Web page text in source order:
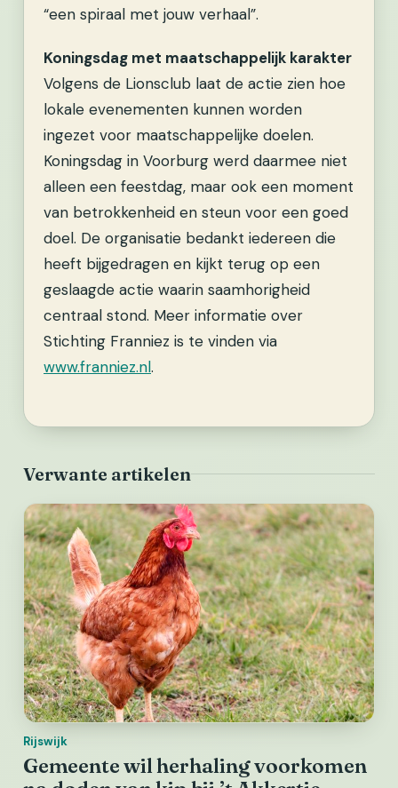
“een spiraal met jouw verhaal”.
Koningsdag met maatschappelijk karakter
Volgens de Lionsclub laat de actie zien hoe
lokale evenementen kunnen worden
ingezet voor maatschappelijke doelen.
Koningsdag in Voorburg werd daarmee niet
alleen een feestdag, maar ook een moment
van betrokkenheid en steun voor een goed
doel. De organisatie bedankt iedereen die
heeft bijgedragen en kijkt terug op een
geslaagde actie waarin saamhorigheid
centraal stond. Meer informatie over
Stichting Franniez is te vinden via
www.franniez.nl.
Verwante artikelen
Rijswijk
Gemeente wil herhaling voorkomen